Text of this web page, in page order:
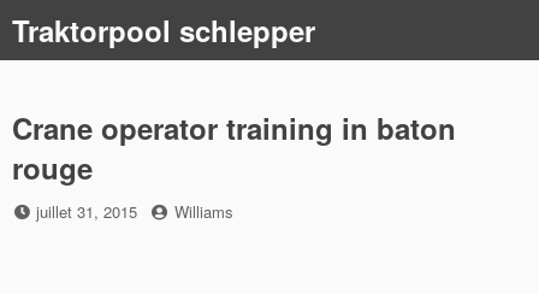
content
Traktorpool schlepper
Crane operator training in baton
rouge
Posted
juillet 31, 2015 by
Williams